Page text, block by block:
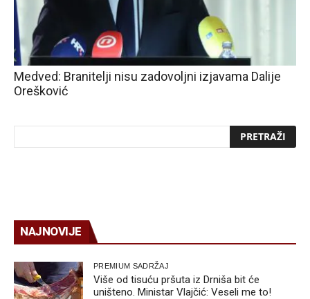
Medved: Branitelji nisu zadovoljni izjavama Dalije
Orešković
NAJNOVIJE
PREMIUM SADRŽAJ
Više od tisuću pršuta iz Drniša bit će
uništeno. Ministar Vlajčić: Veseli me to!